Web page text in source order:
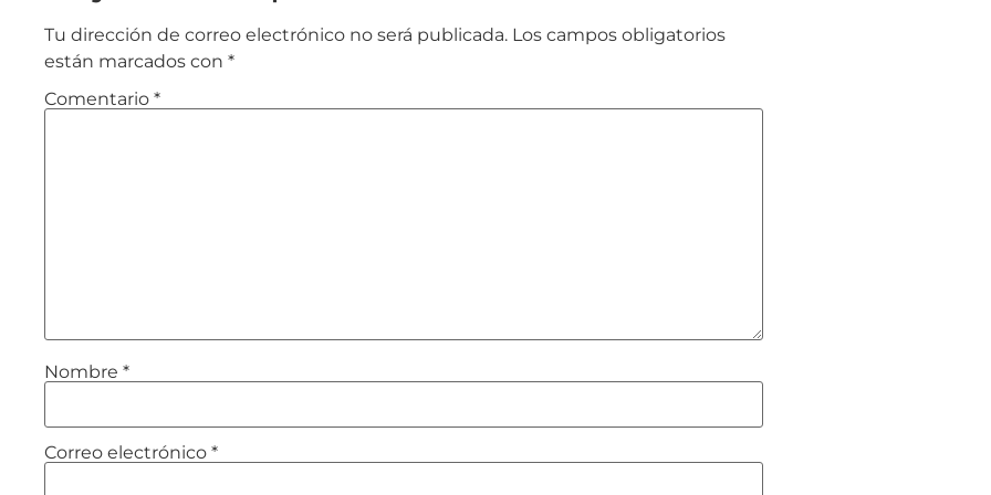
Tu dirección de correo electrónico no será publicada. Los campos obligatorios
están marcados con *
Comentario *
Nombre *
Correo electrónico *